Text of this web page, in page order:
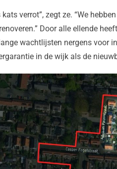
kats verrot”, zegt ze. “We
Door alle ellende
wachtlijsten nergens voor
in de wijk als de